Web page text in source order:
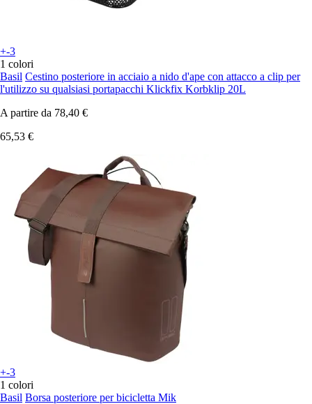
+-3
1 colori
Basil Cestino posteriore in acciaio a nido d'ape con attacco a clip per
l'utilizzo su qualsiasi portapacchi Klickfix Korbklip 20L
A partire da 78,40 €
65,53 €
+-3
1 colori
Basil Borsa posteriore per bicicletta Mik